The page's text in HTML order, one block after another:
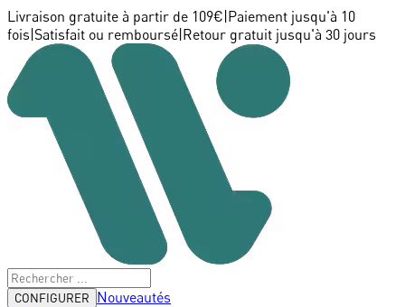
Livraison gratuite à partir de 109€ Paiement jusqu'à 10
fois Satisfait ou remboursé Retour gratuit jusqu'à 30 jours
CONFIGURER
Nouveautés